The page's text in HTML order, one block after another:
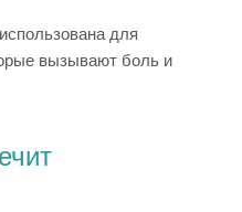
для
вызывают боль и